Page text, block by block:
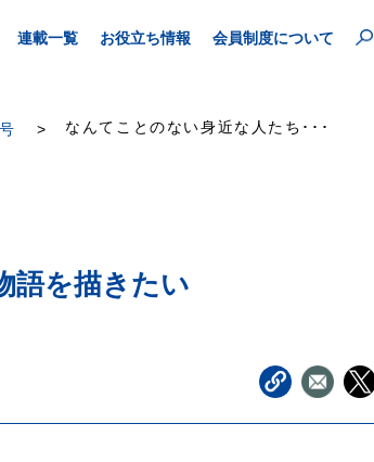
連載一覧 お役立ち情報 会員制度について
なんてことのない身近な人たち･･･
語を描きたい